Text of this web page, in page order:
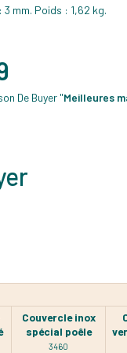
3 mm. Poids : 1,62 kg.
De Buyer "Meilleures
Couvercle inox
spécial poêle
3460